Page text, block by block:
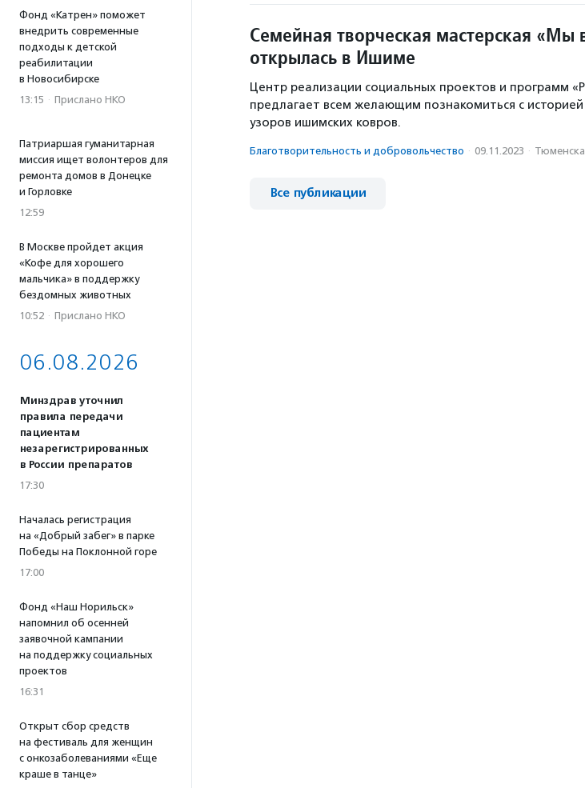
Фонд «Катрен» поможет
внедрить современные
подходы к детской
реабилитации
в Новосибирске
13:15 · Прислано НКО
Патриаршая гуманитарная
миссия ищет волонтеров для
ремонта домов в Донецке
и Горловке
12:59
В Москве пройдет акция
«Кофе для хорошего
мальчика» в поддержку
бездомных животных
10:52 · Прислано НКО
06.08.2026
Минздрав уточнил
правила передачи
пациентам
незарегистрированных
в России препаратов
17:30
Началась регистрация
на «Добрый забег» в парке
Победы на Поклонной горе
17:00
Фонд «Наш Норильск»
напомнил об осенней
заявочной кампании
на поддержку социальных
проектов
16:31
Открыт сбор средств
на фестиваль для женщин
с онкозаболеваниями «Еще
краше в танце»
Семейная творческая мастерская «Мы
открылась в Ишиме
Центр реализации социальных проектов и программ
предлагает всем желающим познакомиться с
узоров ишимских ковров.
Благотвори­тель­ность и доброволь­чест­во · 09.11.2023 ·
Все публикации